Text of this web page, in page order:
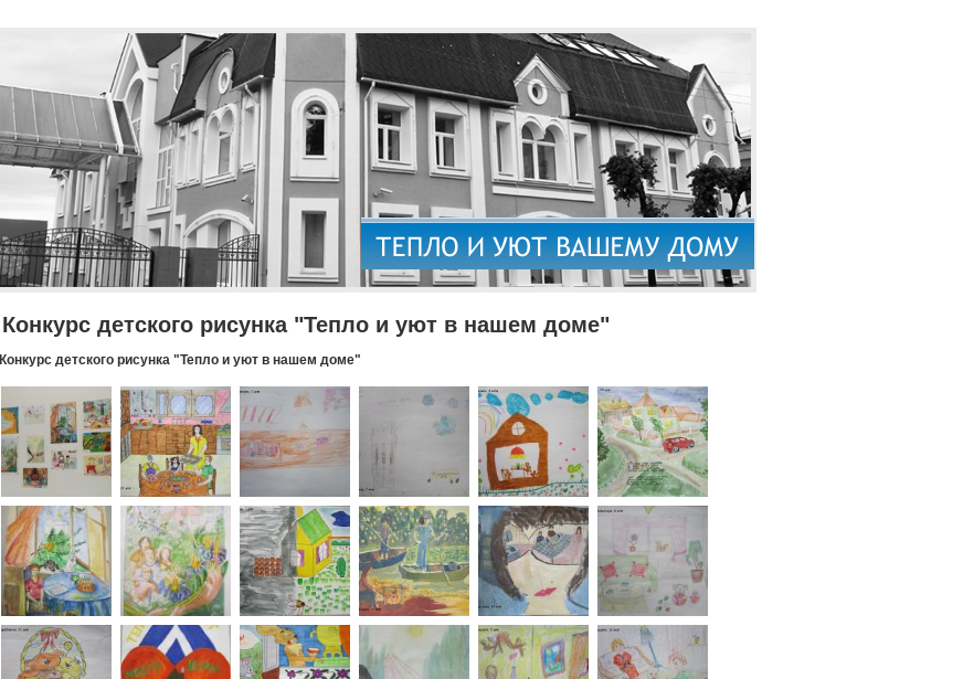
Конкурс детского рисунка "Тепло и уют в нашем доме"
Конкурс детского рисунка "Тепло и уют в нашем доме"